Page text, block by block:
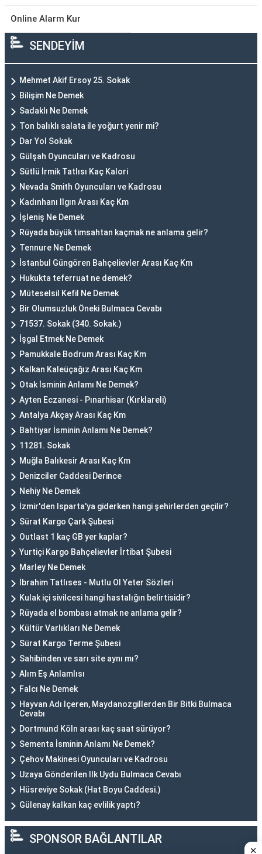
Online Alarm Kur
SENDEYİM
Mehmet Akif Ersoy 25. Sokak
Bilişim Ne Demek
Sadaklı Ne Demek
Ton balıklı salata ile yoğurt yenir mi?
Dar Yol Sokak
Gülşah Oyuncuları ve Kadrosu
Sütlü İrmik Tatlısı Kaç Kalori
Nevada Smith Oyuncuları ve Kadrosu
Kadınhanı Ilgın Arası Kaç Km
İşleniş Ne Demek
Rüyada büyük timsahtan kaçmak ne anlama gelir?
Tennure Ne Demek
İstanbul Güngören Bahçelievler Arası Kaç Km
Hukukta teferruat ne demek?
Müteselsil Kefil Ne Demek
Bir Olumsuzluk Öneki Bulmaca Cevabı
71537. Sokak (340. Sokak.)
İşgal Etmek Ne Demek
Pamukkale Bodrum Arası Kaç Km
Kalkan Kaleüçağız Arası Kaç Km
Otak İsminin Anlamı Ne Demek?
Ayten Eczanesi - Pınarhisar (Kırklareli)
Antalya Akçay Arası Kaç Km
Bahtiyar İsminin Anlamı Ne Demek?
11281. Sokak
Muğla Balıkesir Arası Kaç Km
Denizciler Caddesi Derince
Nehiy Ne Demek
İzmir'den Isparta'ya giderken hangi şehirlerden geçilir?
Sürat Kargo Çark Şubesi
Outlast 1 kaç GB yer kaplar?
Yurtiçi Kargo Bahçelievler İrtibat Şubesi
Marley Ne Demek
İbrahim Tatlıses - Mutlu Ol Yeter Sözleri
Kulak içi sivilcesi hangi hastalığın belirtisidir?
Rüyada el bombası atmak ne anlama gelir?
Kültür Varlıkları Ne Demek
Sürat Kargo Terme Şubesi
Sahibinden ve sarı site aynı mı?
Alım Eş Anlamlısı
Falcı Ne Demek
Hayvan Adı Içeren, Maydanozgillerden Bir Bitki Bulmaca
Cevabı
Dortmund Köln arası kaç saat sürüyor?
Sementa İsminin Anlamı Ne Demek?
Çehov Makinesi Oyuncuları ve Kadrosu
Uzaya Gönderilen Ilk Uydu Bulmaca Cevabı
Hüsreviye Sokak (Hat Boyu Caddesi.)
Gülenay kalkan kaç evlilik yaptı?
SPONSOR BAĞLANTILAR